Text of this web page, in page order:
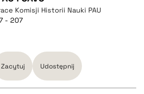
Komisji Historii Nauki PAU
- 207
Zacytuj Udostępnij